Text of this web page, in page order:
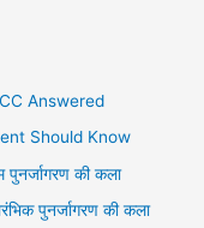
Answered
Should Know
की कला
पुनर्जागरण की कला